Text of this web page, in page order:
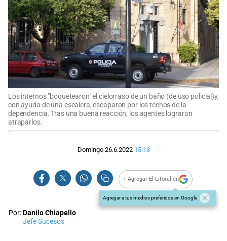
Los internos "boquetearon" el cielorraso de un baño (de uso policial)y,
con ayuda de una escalera, escaparon por los techos de la
dependencia. Tras una buena reacción, los agentes lograron
atraparlos.
Domingo 26.6.2022 15:13
+ Agregar El Litoral en
Agregar a tus medios preferidos en Google
Por:Danilo Chiapello
Jefe Sucesos